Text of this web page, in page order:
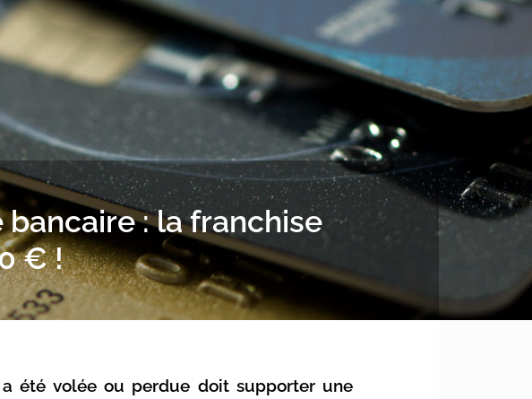
: la franchise
€ !
été volée ou perdue doit supporter une